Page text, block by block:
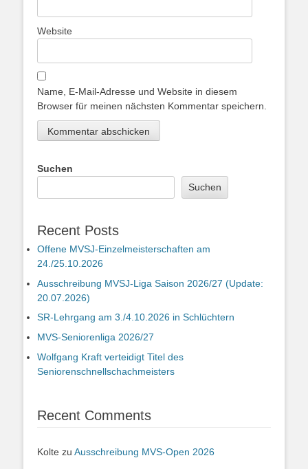
Website
Name, E-Mail-Adresse und Website in diesem
Browser für meinen nächsten Kommentar speichern.
Suchen
Suchen
Recent Posts
Offene MVSJ-Einzelmeisterschaften am
24./25.10.2026
Ausschreibung MVSJ-Liga Saison 2026/27 (Update:
20.07.2026)
SR-Lehrgang am 3./4.10.2026 in Schlüchtern
MVS-Seniorenliga 2026/27
Wolfgang Kraft verteidigt Titel des
Seniorenschnellschachmeisters
Recent Comments
Kolte zu Ausschreibung MVS-Open 2026